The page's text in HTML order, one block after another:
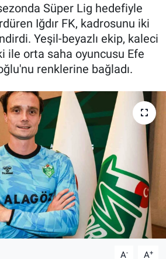
Süper Lig hedefiyle
Iğdır FK, kadrosunu iki
Yeşil-beyazlı ekip, kaleci
ile orta saha oyuncusu Efe
renklerine bağladı.
A- A+